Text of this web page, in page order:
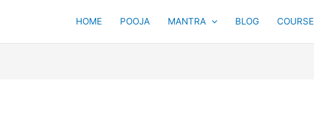
HOME POOJA MANTRA BLOG COURSE